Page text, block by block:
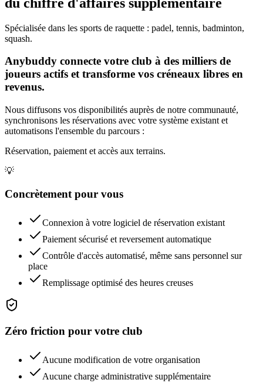
Spécialisée dans les sports de raquette : padel, tennis, badminton,
squash.
Anybuddy connecte votre club à des milliers de
joueurs actifs et transforme vos créneaux libres en
revenus.
Nous diffusons vos disponibilités auprès de notre communauté,
synchronisons les réservations avec votre système existant et
automatisons l'ensemble du parcours :
Réservation, paiement et accès aux terrains.
💡
Concrètement pour vous
Connexion à votre logiciel de réservation existant
Paiement sécurisé et reversement automatique
Contrôle d'accès automatisé, même sans personnel sur
place
Remplissage optimisé des heures creuses
Zéro friction pour votre club
Aucune modification de votre organisation
Aucune charge administrative supplémentaire